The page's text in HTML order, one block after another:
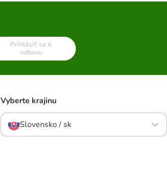
Prihlásiť sa k
odberu
Vyberte krajinu
Slovensko / sk